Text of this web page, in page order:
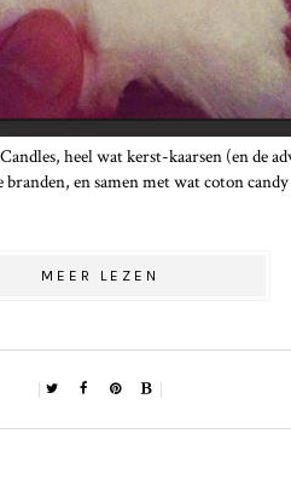
heel wat kerst-kaarsen (en de
en samen met wat coton
MEER LEZEN